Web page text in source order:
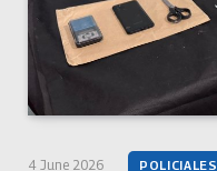
4 June 2026 POLICIALES